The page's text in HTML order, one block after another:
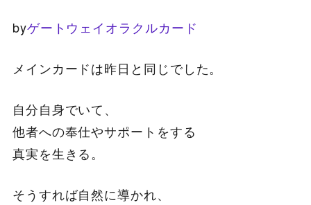
byゲートウェイオラクルカード
メインカードは昨日と同じでした。
自分自身でいて、
他者への奉仕やサポートをする
真実を生きる。
そうすれば自然に導かれ、